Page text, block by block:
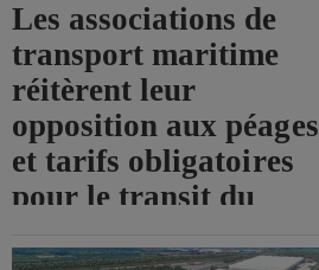
Les associations de
transport maritime
réitèrent leur
opposition aux péages
et tarifs obligatoires
pour le transit du